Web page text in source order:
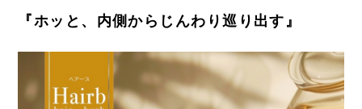
『ホッと、内側からじんわり巡り出す』